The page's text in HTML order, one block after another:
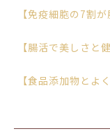
【免疫細胞の7割
【腸活で美しさと
【食品添加物とよ